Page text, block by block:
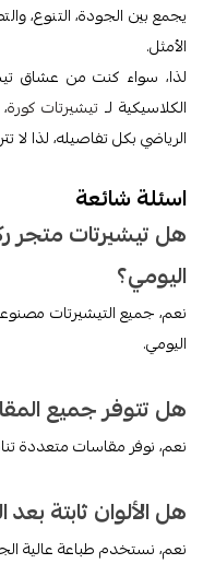
يجمع بين الجودة، التنوع،
الأمثل.
الكلاسيكية لـتيشيرتات كورة
الرياضي بكل تفاصيله، لذا لا
اسئلة شائعة
هل تيشيرتات متجر
اليومي؟
نعم، جميع التيشيرتات
اليومي.
هل تتوفر جميع
نعم، نوفر مقاسات متعددة
هل الألوان ثابتة
نعم، نستخدم طباعة عالية